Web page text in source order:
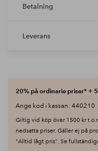
Betalning
Leverans
20% på ordinarie priser* +
Ange kod i kassan: 440210
Giltig vid köp över 1500 kr
nedsatta priser. Gäller ej på
"Alltid lågt pris". Se